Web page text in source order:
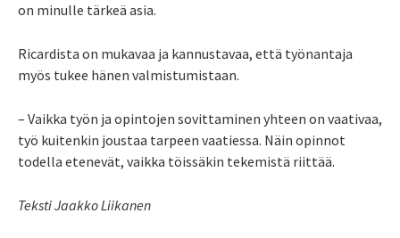
on minulle tärkeä asia.
Ricardista on mukavaa ja kannustavaa, että työnantaja
myös tukee hänen valmistumistaan.
– Vaikka työn ja opintojen sovittaminen yhteen on vaativaa,
työ kuitenkin joustaa tarpeen vaatiessa. Näin opinnot
todella etenevät, vaikka töissäkin tekemistä riittää.
Teksti Jaakko Liikanen